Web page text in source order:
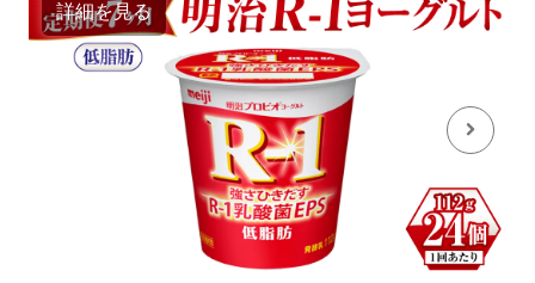
詳細を見る